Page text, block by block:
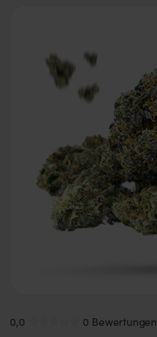
0,0 0 Bewertungen